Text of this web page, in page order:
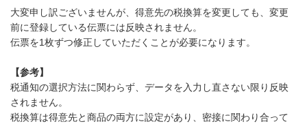
大変申し訳ございませんが、得意先の税換算を変更しても、変更
前に登録している伝票には反映されません。
伝票を1枚ずつ修正していただくことが必要になります。
【参考】
税通知の選択方法に関わらず、データを入力し直さない限り反映
されません。
税換算は得意先と商品の両方に設定があり、密接に関わり合って